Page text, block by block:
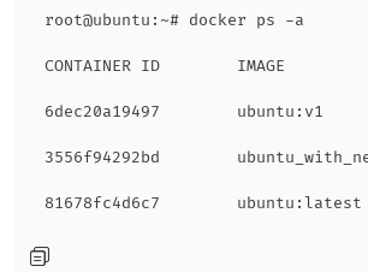
root@ubuntu:~# docker ps -a
CONTAINER ID        IMAGE
6dec20a19497
3556f94292bd